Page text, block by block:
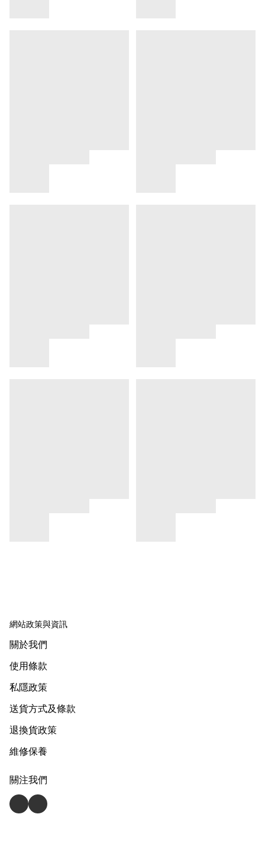
網站政策與資訊
關於我們
使用條款
私隱政策
送貨方式及條款
退換貨政策
維修保養
關注我們